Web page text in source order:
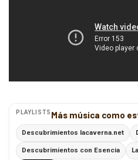
PLAYLISTS Más música como
Descubrimientos lacaverna.net
Descubrimientos con Esencia